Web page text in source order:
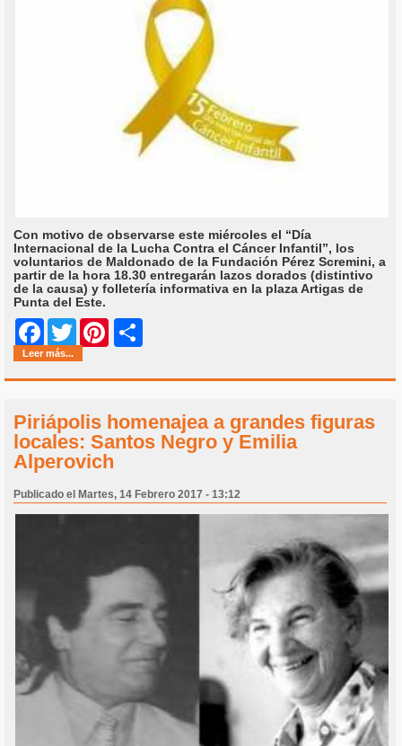
Con motivo de observarse este miércoles el “Día
Internacional de la Lucha Contra el Cáncer Infantil”, los
voluntarios de Maldonado de la Fundación Pérez Scremini, a
partir de la hora 18.30 entregarán lazos dorados (distintivo
de la causa) y folletería informativa en la plaza Artigas de
Punta del Este.
Facebook
Twitter Pinterest
Leer más...
Piriápolis homenajea a grandes figuras
locales: Santos Negro y Emilia
Alperovich
Publicado el Martes, 14 Febrero 2017 - 13:12